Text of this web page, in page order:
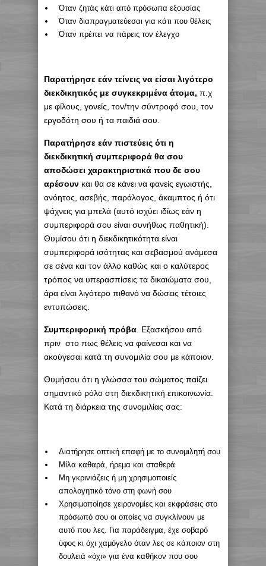
Όταν ζητάς κάτι από πρόσωπα εξουσίας
Όταν διαπραγματεύεσαι για κάτι που θέλεις
Όταν πρέπει να πάρεις τον έλεγχο
Παρατήρησε εάν τείνεις να είσαι λιγότερο
διεκδικητικός με συγκεκριμένα άτομα, π.χ
με φίλους, γονείς, τον/την σύντροφό σου, τον
εργοδότη σου ή τα παιδιά σου.
Παρατήρησε εάν πιστεύεις ότι η
διεκδικητική συμπεριφορά θα σου
αποδώσει χαρακτηριστικά που δε σου
αρέσουν και θα σε κάνει να φανείς εγωιστής,
ανόητος, ασεβής, παράλογος, άκαμπτος ή ότι
ψάχνεις για μπελά (αυτό ισχύει ιδίως εάν η
συμπεριφορά σου είναι συνήθως παθητική).
Θυμίσου ότι η διεκδικητικότητα είναι
συμπεριφορά ισότητας και σεβασμού ανάμεσα
σε σένα και τον άλλο καθώς και ο καλύτερος
τρόπος να υπερασπίσεις τα δικαιώματα σου,
άρα είναι λιγότερο πιθανό να δώσεις τέτοιες
εντυπώσεις.
Συμπεριφορική πρόβα . Εξασκήσου από
πριν στο πως θέλεις να φαίνεσαι και να
ακούγεσαι κατά τη συνομιλία σου με κάποιον.
Θυμήσου ότι η γλώσσα του σώματος παίζει
σημαντικό ρόλο στη διεκδικητική επικοινωνία.
Κατά τη διάρκεια της συνομιλίας σας:
Διατήρησε οπτική επαφή με το συνομιλητή σου
Μίλα καθαρά, ήρεμα και σταθερά
Μη γκρινιάζεις ή μη χρησιμοποιείς
απολογητικό τόνο στη φωνή σου
Χρησιμοποίησε χειρονομίες και εκφράσεις στο
πρόσωπό σου οι οποίες να συγκλίνουν με
αυτό που λες. Για παράδειγμα, έχε σοβαρό
ύφος κι όχι χαμόγελο όταν λες σε κάποιον στη
δουλειά «όχι» για ένα καθήκον που σου